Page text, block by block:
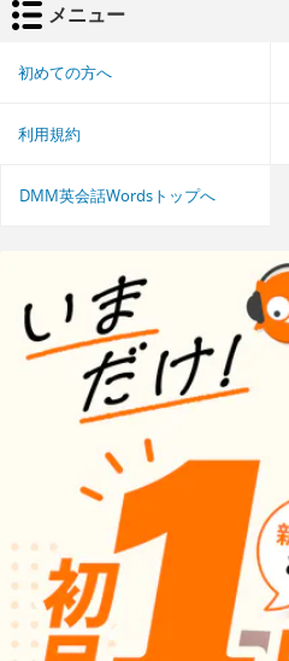
メニュー
初めての方へ
利用規約
DMM英会話Wordsトップへ